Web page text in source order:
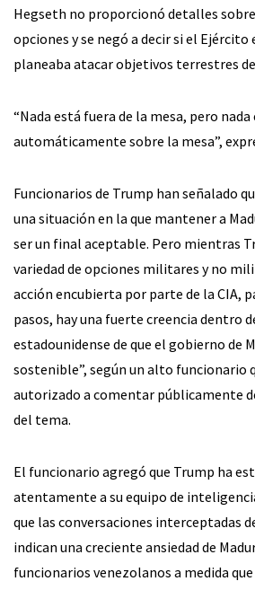
Hegseth no proporcionó detalles sobre
opciones y se negó a decir si el Ejército
planeaba atacar objetivos terrestres
“Nada está fuera de la mesa, pero nada
automáticamente sobre la mesa”,
Funcionarios de Trump han señalado
una situación en la que mantener a
ser un final aceptable. Pero mientras
variedad de opciones militares y no
acción encubierta por parte de la CIA,
pasos, hay una fuerte creencia dentro
estadounidense de que el gobierno de
sostenible”, según un alto funcionario
autorizado a comentar públicamente
del tema.
El funcionario agregó que Trump ha
atentamente a su equipo de
que las conversaciones interceptadas
indican una creciente ansiedad de
funcionarios venezolanos a medida